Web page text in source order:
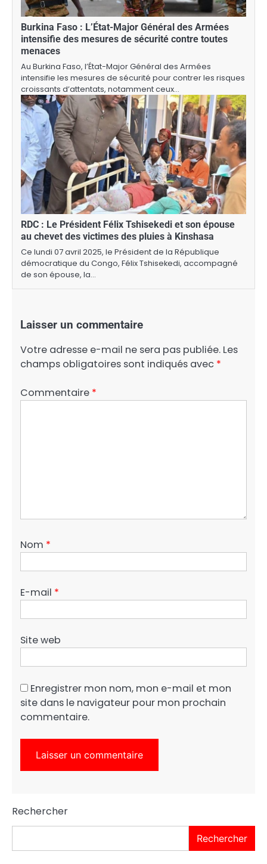
Burkina Faso : L’État-Major Général des Armées
intensifie des mesures de sécurité contre toutes
menaces
Au Burkina Faso, l’État-Major Général des Armées
intensifie les mesures de sécurité pour contrer les risques
croissants d’attentats, notamment ceux…
RDC : Le Président Félix Tshisekedi et son épouse
au chevet des victimes des pluies à Kinshasa
Ce lundi 07 avril 2025, le Président de la République
démocratique du Congo, Félix Tshisekedi, accompagné
de son épouse, la…
Laisser un commentaire
Votre adresse e-mail ne sera pas publiée. Les
champs obligatoires sont indiqués avec *
Commentaire *
Nom *
E-mail *
Site web
Enregistrer mon nom, mon e-mail et mon
site dans le navigateur pour mon prochain
commentaire.
Rechercher
Rechercher